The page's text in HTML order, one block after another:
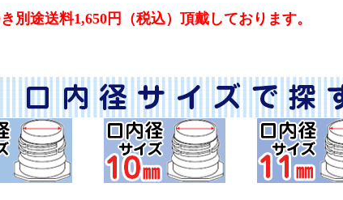
途送料1,650円（税込）頂戴しております。